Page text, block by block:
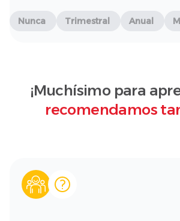
Nunca Trimestral Anual
¡Muchísimo para
recomendamos